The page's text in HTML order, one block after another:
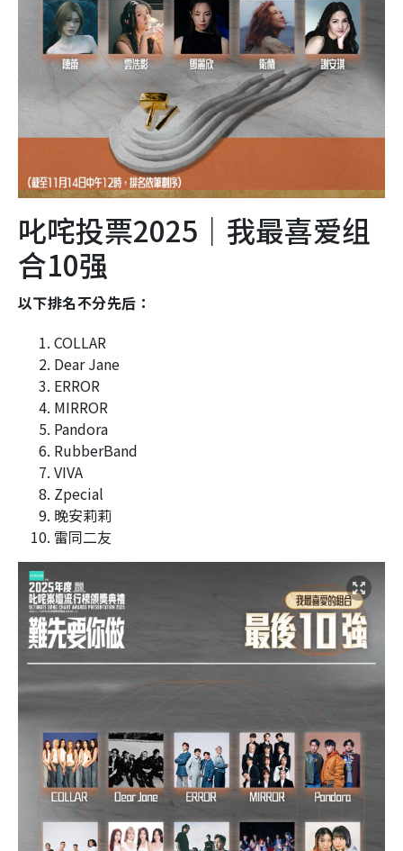
叱咤投票2025｜我最喜爱组
合10强
以下排名不分先后：
COLLAR
Dear Jane
ERROR
MIRROR
Pandora
RubberBand
VIVA
Zpecial
晚安莉莉
雷同二友